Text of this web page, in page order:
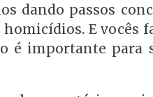
dando passos
E vocês
é importante para